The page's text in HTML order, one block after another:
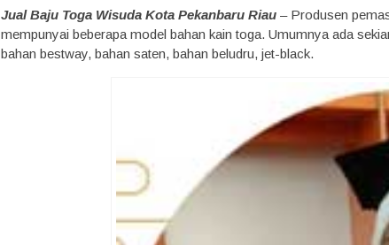
Jual Baju Toga Wisuda Kota Pekanbaru Riau – Produsen
mempunyai beberapa model bahan kain toga. Umumnya ada
bahan bestway, bahan saten, bahan beludru, jet-black.